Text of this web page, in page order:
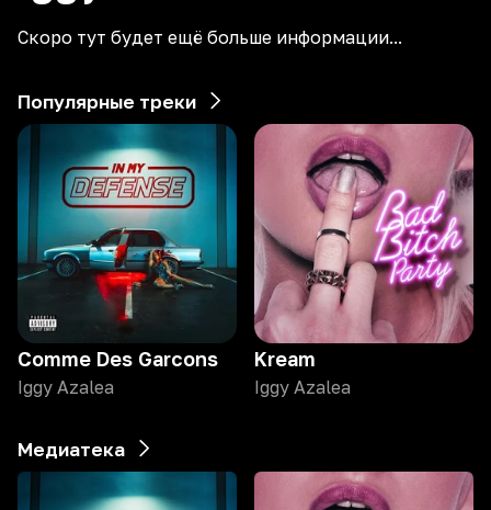
Скоро тут будет ещё больше информации...
Популярные треки
Comme Des Garcons
Iggy Azalea
Kream
Iggy Azalea
Медиатека